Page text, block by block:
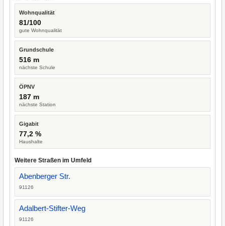
Wohnqualität
81/100
gute Wohnqualität
Grundschule
516 m
nächste Schule
ÖPNV
187 m
nächste Station
Gigabit
77,2 %
Haushalte
Weitere Straßen im Umfeld
Abenberger Str.
91126
Adalbert-Stifter-Weg
91126